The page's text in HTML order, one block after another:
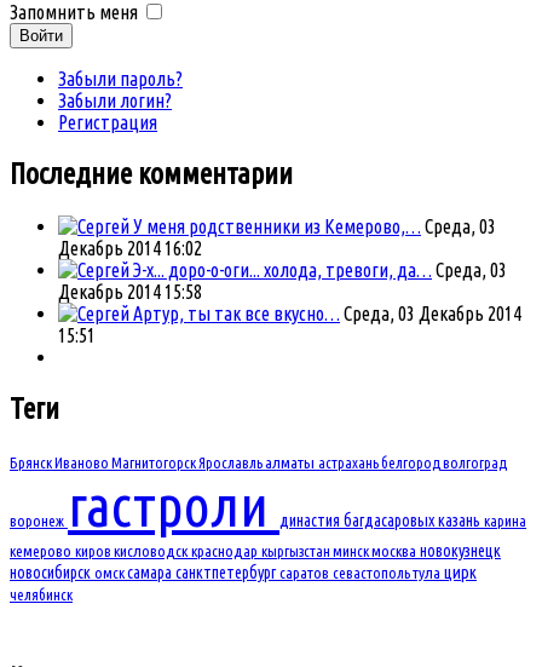
Запомнить меня
Войти
Забыли пароль?
Забыли логин?
Регистрация
Последние комментарии
У меня родственники из Кемерово,… Среда, 03
Декабрь 2014 16:02
Э-х... доро-о-оги... холода, тревоги, да… Среда, 03
Декабрь 2014 15:58
Артур, ты так все вкусно… Среда, 03 Декабрь 2014
15:51
Теги
БрянскИваново МагнитогорскЯрославльалматы астраханьбелгород волгоград
воронеж гастроли династия багдасаровыхказань карина
кемерово киров кисловодск краснодар кыргызстан минскмосква новокузнецк
новосибирск омсксамара санктпетербургсаратов севастопольтула цирк
челябинск